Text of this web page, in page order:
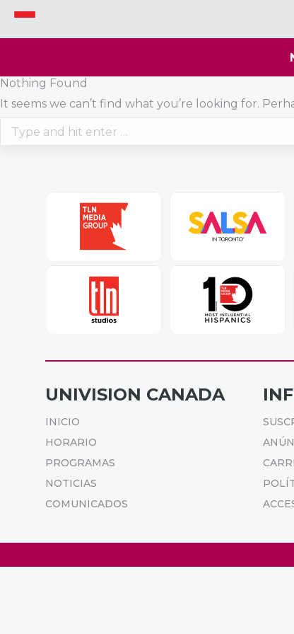
Nothing Found
It seems we can’t find what you’re looking for.
Search:
UNIVISION CANADA
INICIO
HORARIO
PROGRAMAS
NOTICIAS
COMUNICADOS